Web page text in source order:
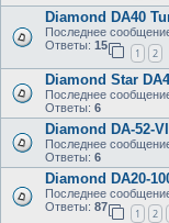
Diamond DA40
Последнее
Ответы: 15
1 2
Diamond Star
Последнее
Ответы: 6
Diamond DA-52-VII
Последнее
Ответы: 6
Diamond DA20-
Последнее
Ответы: 87
1 2